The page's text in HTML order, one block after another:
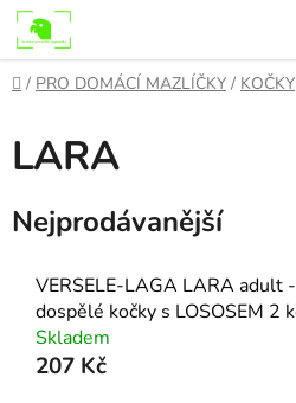
Přejít
na
obsah
Domů
/ PRO DOMÁCÍ MAZLÍČKY / KOČKY
LARA
Nejprodávanější
VERSELE-LAGA LARA adult
dospělé kočky s LOSOSEM 2
Skladem
207 Kč